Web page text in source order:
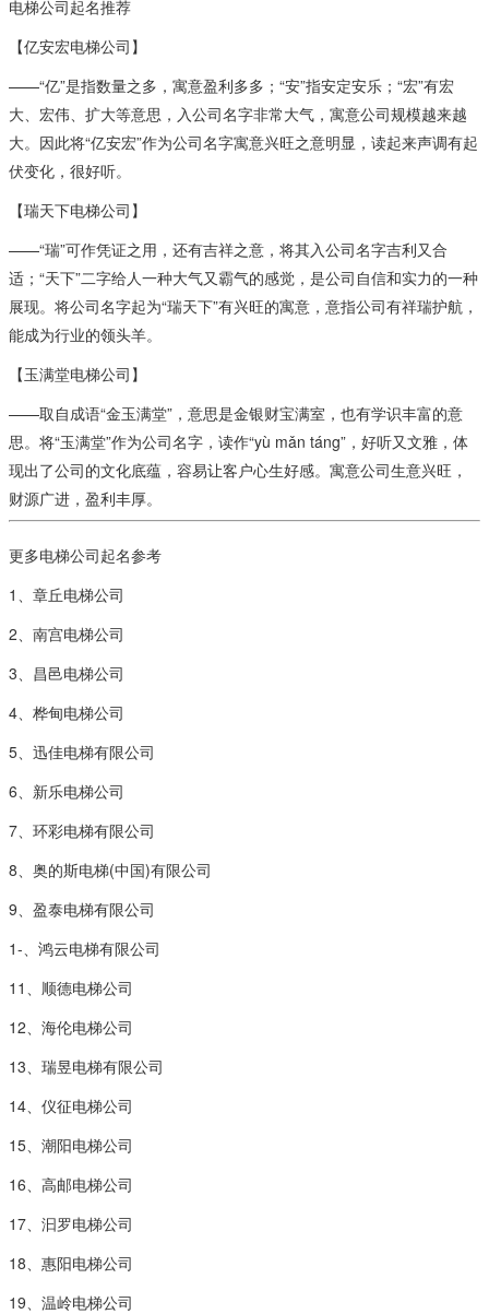
电梯公司起名推荐
【亿安宏电梯公司】
——“亿”是指数量之多，寓意盈利多多；“安”指安定安乐；“宏”有宏
大、宏伟、扩大等意思，入公司名字非常大气，寓意公司规模越来越
大。因此将“亿安宏”作为公司名字寓意兴旺之意明显，读起来声调有起
伏变化，很好听。
【瑞天下电梯公司】
——“瑞”可作凭证之用，还有吉祥之意，将其入公司名字吉利又合
适；“天下”二字给人一种大气又霸气的感觉，是公司自信和实力的一种
展现。将公司名字起为“瑞天下”有兴旺的寓意，意指公司有祥瑞护航，
能成为行业的领头羊。
【玉满堂电梯公司】
——取自成语“金玉满堂”，意思是金银财宝满室，也有学识丰富的意
思。将“玉满堂”作为公司名字，读作“yù mǎn táng”，好听又文雅，体
现出了公司的文化底蕴，容易让客户心生好感。寓意公司生意兴旺，
财源广进，盈利丰厚。
更多电梯公司起名参考
1、章丘电梯公司
2、南宫电梯公司
3、昌邑电梯公司
4、桦甸电梯公司
5、迅佳电梯有限公司
6、新乐电梯公司
7、环彩电梯有限公司
8、奥的斯电梯(中国)有限公司
9、盈泰电梯有限公司
1-、鸿云电梯有限公司
11、顺德电梯公司
12、海伦电梯公司
13、瑞昱电梯有限公司
14、仪征电梯公司
15、潮阳电梯公司
16、高邮电梯公司
17、汩罗电梯公司
18、惠阳电梯公司
19、温岭电梯公司